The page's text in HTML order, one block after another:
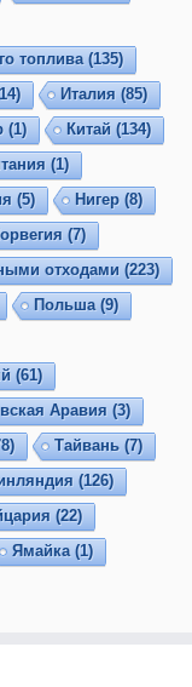
топлива(135)
Италия (85)
(1) Китай (134)
(1)
(5) Нигер (8)
(7)
отходами (223)
Польша(9)
(61)
Аравия (3)
Тайвань (7)
(126)
(22)
Ямайка(1)